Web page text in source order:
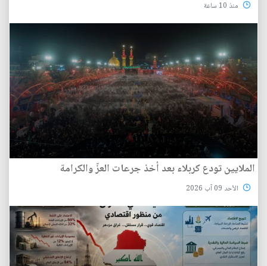
منذ 10 ساعة
الملايين تودع كربلاء بعد أخذ جرعات العزّ والكرامة
الأحد 09 آب 2026